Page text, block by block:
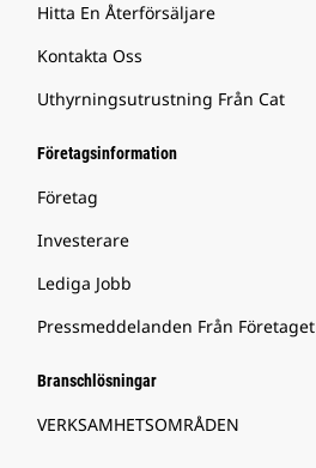
Hitta En Återförsäljare
Kontakta Oss
Uthyrningsutrustning Från Cat
Företagsinformation
Företag
Investerare
Lediga Jobb
Pressmeddelanden Från Företaget
Branschlösningar
VERKSAMHETSOMRÅDEN